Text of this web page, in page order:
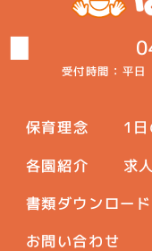
受付時間：平日
保育理念 1
各園紹介 求
書類ダウンロード
お問い合わせ